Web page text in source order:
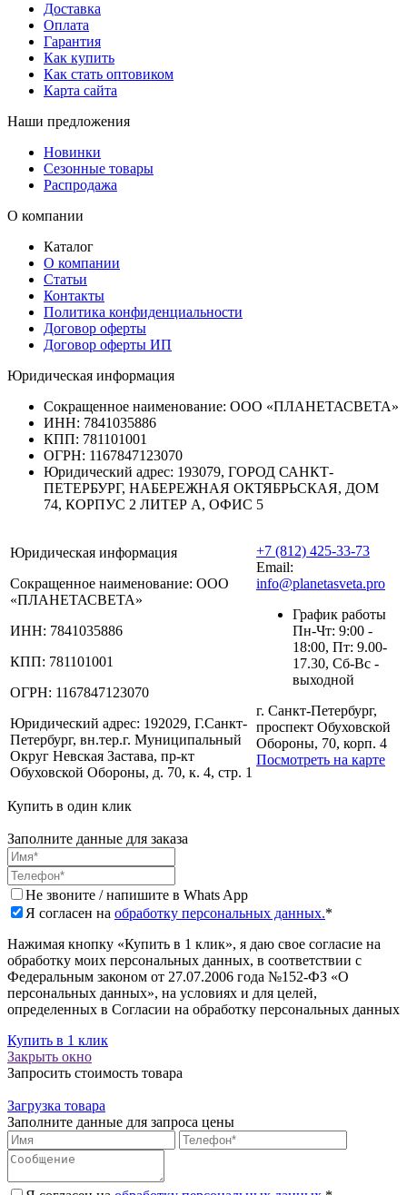
Доставка
Оплата
Гарантия
Как купить
Как стать оптовиком
Карта сайта
Наши предложения
Новинки
Сезонные товары
Распродажа
О компании
Каталог
О компании
Статьи
Контакты
Политика конфиденциальности
Договор оферты
Договор оферты ИП
Юридическая информация
Сокращенное наименование: ООО «ПЛАНЕТАСВЕТА»
ИНН: 7841035886
КПП: 781101001
ОГРН: 1167847123070
Юридический адрес: 193079, ГОРОД САНКТ-
ПЕТЕРБУРГ, НАБЕРЕЖНАЯ ОКТЯБРЬСКАЯ, ДОМ
74, КОРПУС 2 ЛИТЕР А, ОФИС 5
Юридическая информация
Сокращенное наименование: ООО
«ПЛАНЕТАСВЕТА»
ИНН: 7841035886
КПП: 781101001
ОГРН: 1167847123070
Юридический адрес: 192029, Г.Санкт-
Петербург, вн.тер.г. Муниципальный
Округ Невская Застава, пр-кт
Обуховской Обороны, д. 70, к. 4, стр. 1
+7 (812) 425-33-73
Email:
info@planetasveta.pro
График работы
Пн-Чт: 9:00 -
18:00, Пт: 9.00-
17.30, Сб-Вс -
выходной
г. Санкт-Петербург,
проспект Обуховской
Обороны, 70, корп. 4
Посмотреть на карте
Купить в один клик
Заполните данные для заказа
Не звоните / напишите в Whats App
Я согласен на обработку персональных данных.*
Нажимая кнопку «Купить в 1 клик», я даю свое согласие на
обработку моих персональных данных, в соответствии с
Федеральным законом от 27.07.2006 года №152-ФЗ «О
персональных данных», на условиях и для целей,
определенных в Согласии на обработку персональных данных
Купить в 1 клик
Закрыть окно
Запросить стоимость товара
Загрузка товара
Заполните данные для запроса цены